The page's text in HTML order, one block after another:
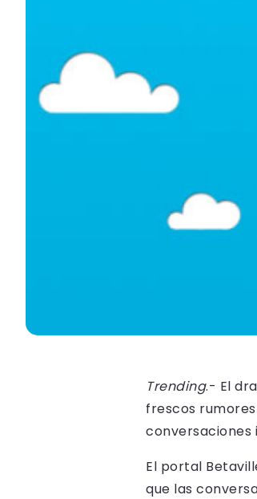
Trending.- El
frescos
conversaciones
El portal
que las